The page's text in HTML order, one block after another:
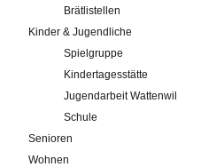
Brätlistellen
Kinder & Jugendliche
Spielgruppe
Kindertagesstätte
Jugendarbeit Wattenwil
Schule
Senioren
Wohnen